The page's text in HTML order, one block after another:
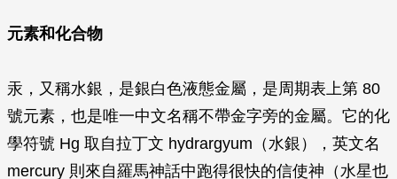
元素和化合物
汞，又稱水銀，是銀白色液態金屬，是周期表上第 80
號元素，也是唯一中文名稱不帶金字旁的金屬。它的化
學符號 Hg 取自拉丁文 hydrargyum（水銀），英文名
mercury 則來自羅馬神話中跑得很快的信使神（水星也